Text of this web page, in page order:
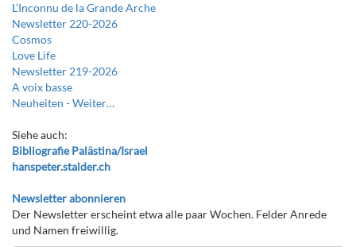
L’Inconnu de la Grande Arche
Newsletter 220-2026
Cosmos
Love Life
Newsletter 219-2026
A voix basse
Neuheiten -Weiter…
Siehe auch:
Bibliografie Palästina/Israel
hanspeter.stalder.ch
Newsletter abonnieren
Der Newsletter erscheint etwa alle paar Wochen. Felder Anrede
und Namen freiwillig.